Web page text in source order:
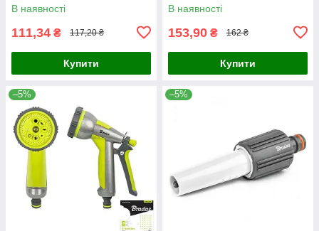
В наявності
111,34 ₴ 117,20 ₴
Купити
В наявності
153,90 ₴ 162 ₴
Купити
–5% –5%